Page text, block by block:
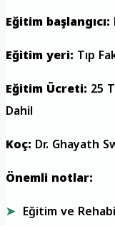
Eğitim başlangıcı:
Eğitim yeri: Tıp
Eğitim Ücreti: 25
Dahil
Koç: Dr. Ghayath
Önemli notlar:
Eğitim ve